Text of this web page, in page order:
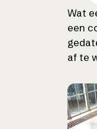
Wat
een
af te